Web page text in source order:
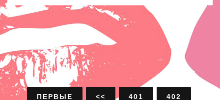
ПЕРВЫЕ << 401 402